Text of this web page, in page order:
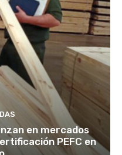
en mercados
PEFC en